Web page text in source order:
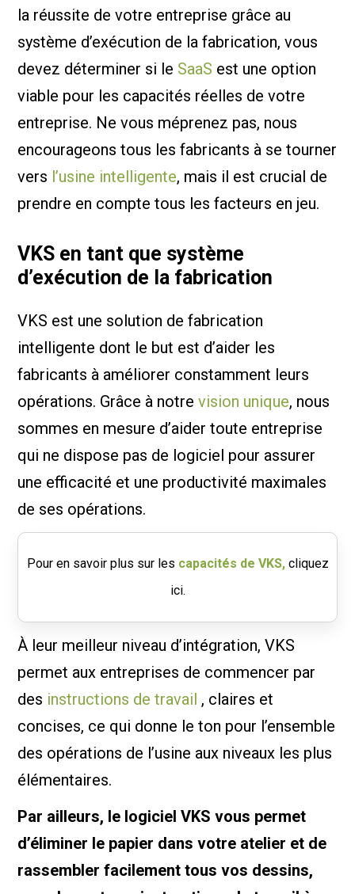
la réussite de votre entreprise grâce au
système d’exécution de la fabrication, vous
devez déterminer si le SaaS est une option
viable pour les capacités réelles de votre
entreprise. Ne vous méprenez pas, nous
encourageons tous les fabricants à se tourner
vers l’usine intelligente, mais il est crucial de
prendre en compte tous les facteurs en jeu.
VKS en tant que système
d’exécution de la fabrication
VKS est une solution de fabrication
intelligente dont le but est d’aider les
fabricants à améliorer constamment leurs
opérations. Grâce à notrevision unique, nous
sommes en mesure d’aider toute entreprise
qui ne dispose pas de logiciel pour assurer
une efficacité et une productivité maximales
de ses opérations.
Pour en savoir plus sur les capacités de VKS,cliquez
ici.
À leur meilleur niveau d’intégration, VKS
permet aux entreprises de commencer par
des instructions de travail , claires et
concises, ce qui donne le ton pour l’ensemble
des opérations de l’usine aux niveaux les plus
élémentaires.
Par ailleurs, le logiciel VKS vous permet
d’éliminer le papier dans votre atelier et de
rassembler facilement tous vos dessins,